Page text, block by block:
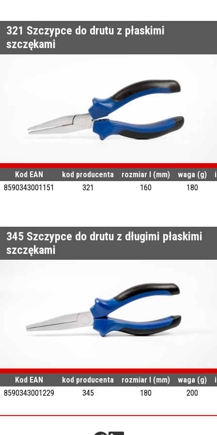
321 Szczypce do drutu z płaskimi
szczękami
Kod EAN kod producenta rozmiar l (mm) waga (g)
8590343001151
321 160 180
345 Szczypce do drutu z długimi płaskimi
szczękami
Kod EAN kod producenta rozmiar l (mm) waga (g)
8590343001229
345 180 200